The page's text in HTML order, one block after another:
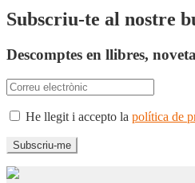
Subscriu-te al nostre
Descomptes en llibres,
He llegit i accepto la política de